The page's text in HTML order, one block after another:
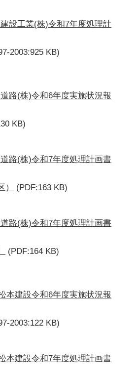
設工業(株)令和7年度処理計
2003:925 KB)
路(株)令和6年度実施状況報
KB)
路(株)令和7年度処理計画書
） (PDF:163 KB)
路(株)令和7年度処理計画書
(PDF:164 KB)
本建設令和6年度実施状況報
2003:122 KB)
本建設令和7年度処理計画書